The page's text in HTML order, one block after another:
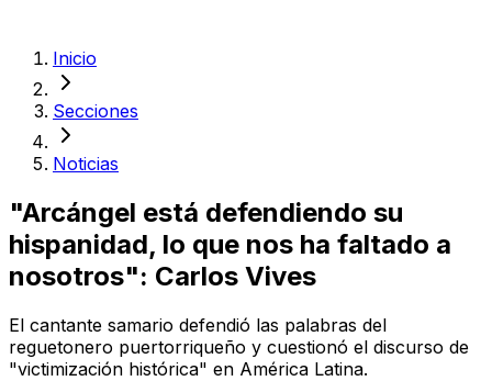
Inicio
Secciones
Noticias
"Arcángel está defendiendo su
hispanidad, lo que nos ha faltado a
nosotros": Carlos Vives
El cantante samario defendió las palabras del
reguetonero puertorriqueño y cuestionó el discurso de
"victimización histórica" en América Latina.